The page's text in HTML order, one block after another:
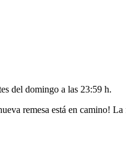
del domingo a las 23:59 h.
remesa está en camino!